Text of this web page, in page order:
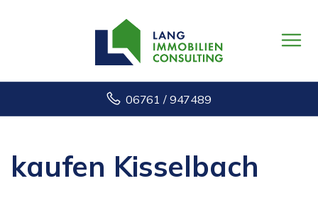
06761 / 947489
kaufen Kisselbach